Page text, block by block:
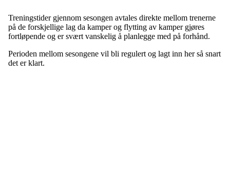
Treningstider gjennom sesongen avtales direkte mellom trenerne
på de forskjellige lag da kamper og flytting av kamper gjøres
fortløpende og er svært vanskelig å planlegge med på forhånd.
Perioden mellom sesongene vil bli regulert og lagt inn her så snart
det er klart.